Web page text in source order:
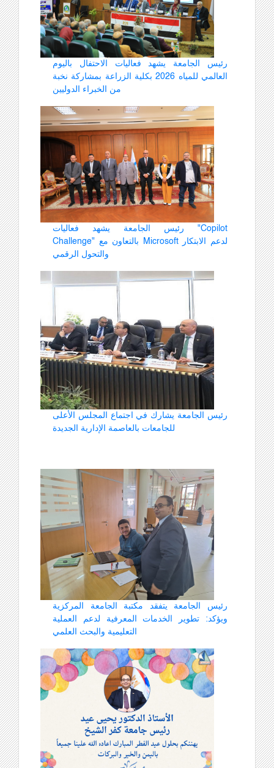
رئيس الجامعة يشهد فعاليات الاحتفال باليوم
العالمي للمياه 2026 بكلية الزراعة بمشاركة نخبة
من الخبراء الدوليين
رئيس الجامعة يشهد فعاليات "Copilot
Challenge" بالتعاون مع Microsoft لدعم الابتكار
والتحول الرقمي
رئيس الجامعة يشارك في اجتماع المجلس الأعلى
للجامعات بالعاصمة الإدارية الجديدة
رئيس الجامعة يتفقد مكتبة الجامعة المركزية
ويؤكد: تطوير الخدمات المعرفية لدعم العملية
التعليمية والبحث العلمي